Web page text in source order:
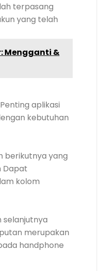
terpasang
yang telah
Mengganti &
aplikasi
kebutuhan
berikutnya yang
Dapat
kolom
selanjutnya
merupakan
handphone